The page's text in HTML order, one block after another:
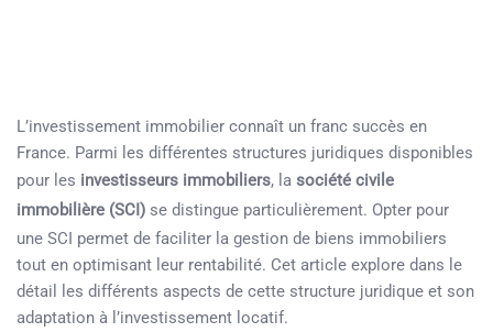
L’investissement immobilier connaît un franc succès en
France. Parmi les différentes structures juridiques disponibles
pour les investisseurs immobiliers, la société civile
immobilière (SCI) se distingue particulièrement. Opter pour
une SCI permet de faciliter la gestion de biens immobiliers
tout en optimisant leur rentabilité. Cet article explore dans le
détail les différents aspects de cette structure juridique et son
adaptation à l’investissement locatif.